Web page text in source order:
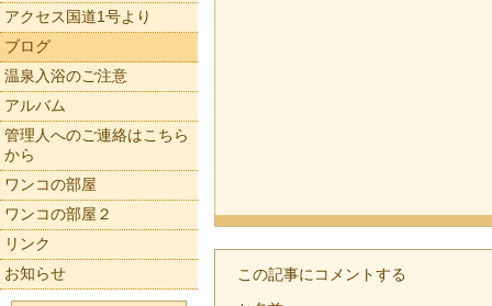
この記事にコメントする
アクセス国道1号より
ブログ
温泉入浴のご注意
アルバム
管理人へのご連絡はこちら
から
ワンコの部屋
ワンコの部屋２
リンク
お知らせ